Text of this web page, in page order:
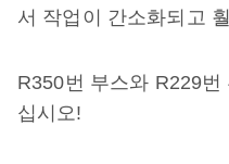
서 작업이 간소화되고
R350번 부스와 R229
십시오!